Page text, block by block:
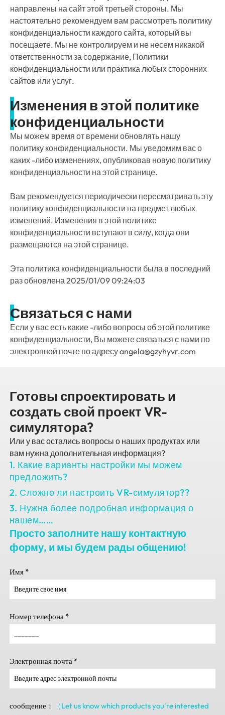
направлены на сайт этой третьей стороны. Мы
настоятельно рекомендуем вам рассмотреть политику
конфиденциальности каждого сайта, который вы
посещаете. Мы не контролируем и не несем никакой
ответственности за содержание, Политики
конфиденциальности или практика любых сторонних
сайтов или услуг.
Изменения в этой политике
конфиденциальности
Мы можем время от времени обновлять нашу
политику конфиденциальности. Мы уведомим вас о
каких -либо изменениях, опубликовав новую политику
конфиденциальности на этой странице.
Вам рекомендуется периодически пересматривать эту
политику конфиденциальности на предмет любых
изменений. Изменения в этой политике
конфиденциальности вступают в силу, когда они
размещаются на этой странице.
Эта политика конфиденциальности была в последний
раз обновлена2025/01/09 09:24:03
Связаться с нами
Если у вас есть какие -либо вопросы об этой политике
конфиденциальности, Вы можете связаться с нами по
электронной почте по адресу angela@gzyhyvr.com
Готовы спроектировать и
создать свой проект VR-
симулятора?
Или у вас остались вопросы о наших продуктах или
вам нужна дополнительная информация?
1. Какие варианты настройки мы можем
предложить?
2. Сложно ли настроить VR-симулятор??
3. Нужна более подробная информация о
нашем……
Просто заполните нашу контактную
форму, и мы будем рады общению!
Имя *
Номер телефона *
Электронная почта *
сообщение：
（Let us know which products you're interested